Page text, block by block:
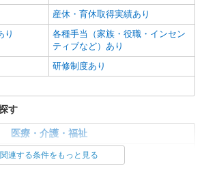
産休・育休取得実績あり
り
各種手当（家族・役職・インセン
ティブなど）あり
研修制度あり
す
医療・介護・福祉
関連する条件をもっと見る